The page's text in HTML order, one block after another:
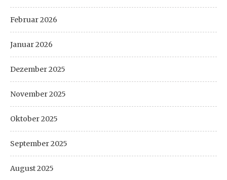
Februar 2026
Januar 2026
Dezember 2025
November 2025
Oktober 2025
September 2025
August 2025